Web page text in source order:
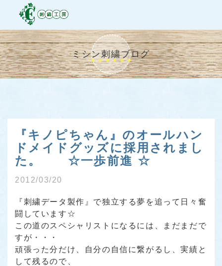
ミシン刺繍ブログ
『キノピちゃん』のオールハン
ドメイドグッズに採用されまし
た。 ☆一歩前進 ☆
2012/03/20
『刺繍データ製作』 で独立する夢を追って日々奮
闘しています☆
この道のスペシャリストになるには、まだまだで
すが・・・
頑張った分だけ、自分の自信に繋がるし、実績と
して残るので、